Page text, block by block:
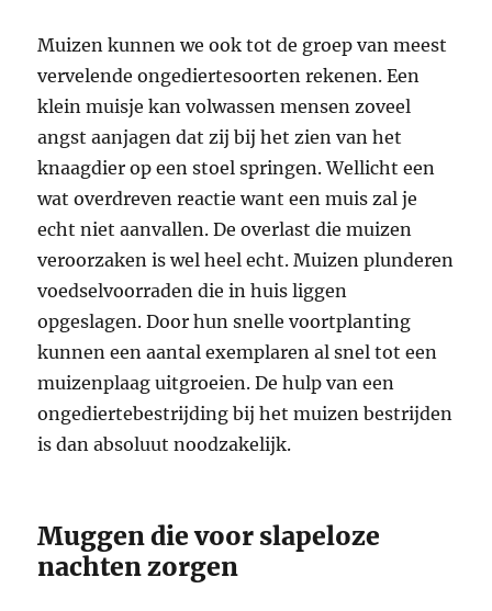
Muizen kunnen we ook tot de groep van meest
vervelende ongediertesoorten rekenen. Een
klein muisje kan volwassen mensen zoveel
angst aanjagen dat zij bij het zien van het
knaagdier op een stoel springen. Wellicht een
wat overdreven reactie want een muis zal je
echt niet aanvallen. De overlast die muizen
veroorzaken is wel heel echt. Muizen plunderen
voedselvoorraden die in huis liggen
opgeslagen. Door hun snelle voortplanting
kunnen een aantal exemplaren al snel tot een
muizenplaag uitgroeien. De hulp van een
ongediertebestrijding bij het muizen bestrijden
is dan absoluut noodzakelijk.
Muggen die voor slapeloze
nachten zorgen